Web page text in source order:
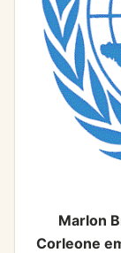
Marlon
Corleone